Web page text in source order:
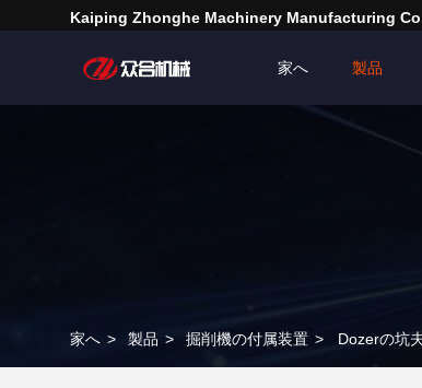
Kaiping Zhonghe Machinery Manufacturing
家へ 製品
家へ > 製品 > 掘削機の付属装置 > Dozerの坑